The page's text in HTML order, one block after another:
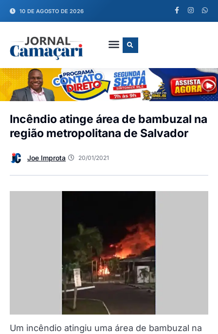
10 DE AGOSTO DE 2026
Incêndio atinge área de bambuzal na
região metropolitana de Salvador
Joe Improta 20/01/2021
Um incêndio atingiu uma área de bambuzal na